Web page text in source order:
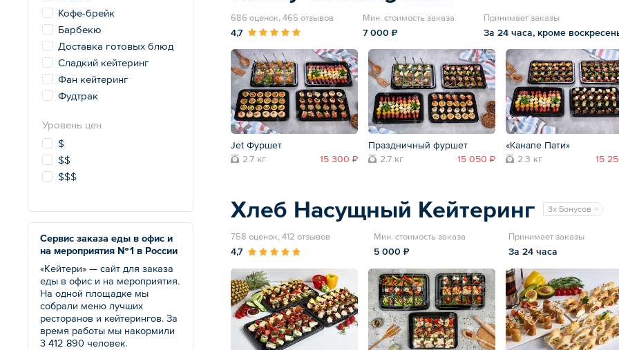
Кофе-брейк
Барбекю
Доставка готовых блюд
Сладкий кейтеринг
Фан кейтеринг
Фудтрак
Уровень цен
$
$$
$$$
Сервис заказа еды в офис и
на мероприятия № 1 в России
«Кейтери» — сайт для заказа
еды в офис и на мероприятия.
На одной площадке мы
собрали меню лучших
ресторанов и кейтерингов. За
время работы мы накормили
3 412 890 человек.
686 оценок, 465 отзывов
4,7
Мин. стоимость заказа
7 000 ₽
Принимает заказы
За 24 часа, кроме
Jet Фуршет
2.7 кг
15 300 ₽
Праздничный фуршет
2.7 кг
15 050 ₽
«Канапе Пати»
2.3 кг
15
Хлеб Насущный Кейтеринг 3x Бонусов
758 оценок, 412 отзывов
4,7
Мин. стоимость заказа
5 000 ₽
Принимает заказы
За 24 часа